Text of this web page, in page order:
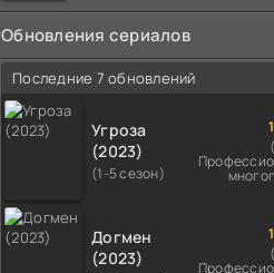
намного
Обновления сериалов
Последние 7 обновлений
Угроза
(2023)
(1-5 сезон)
Догмен
(2023)